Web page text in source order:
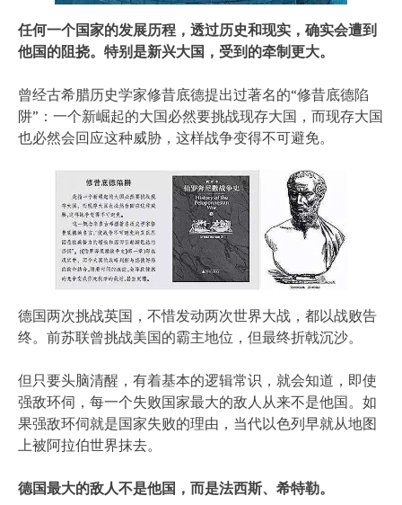
任何一个国家的发展历程，透过历史和现实，确实会遭到
他国的阻挠。特别是新兴大国，受到的牵制更大。
曾经古希腊历史学家修昔底德提出过著名的“修昔底德陷
阱”：一个新崛起的大国必然要挑战现存大国，而现存大国
也必然会回应这种威胁，这样战争变得不可避免。
德国两次挑战英国，不惜发动两次世界大战，都以战败告
终。前苏联曾挑战美国的霸主地位，但最终折戟沉沙。
但只要头脑清醒，有着基本的逻辑常识，就会知道，即使
强敌环伺，每一个失败国家最大的敌人从来不是他国。如
果强敌环伺就是国家失败的理由，当代以色列早就从地图
上被阿拉伯世界抹去。
德国最大的敌人不是他国，而是法西斯、希特勒。